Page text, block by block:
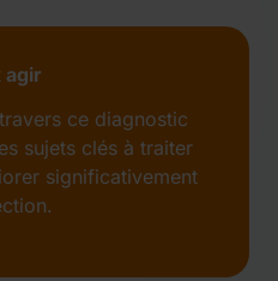
agir
ce diagnostic
sujets clés à traiter
significativement